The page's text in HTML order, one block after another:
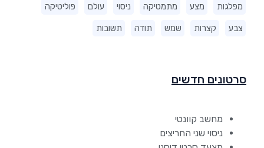
מפלגות מצע מתמטיקה ניסוי עולם פוליטיקה
צבע קצרות שמש תודה תשובות
סרטונים חדשים
מחשב קוונטי
ניסוי שני החריצים